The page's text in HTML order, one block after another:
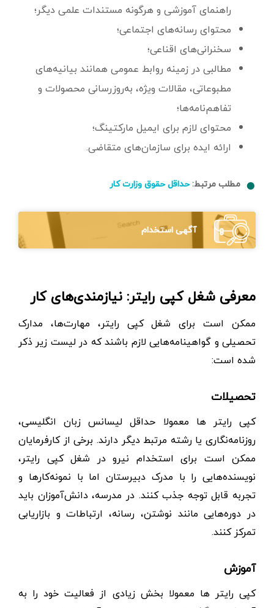
راهنمای آموزشی و هرگونه مستندات علمی دیگر؛
محتوای رسانه‌های اجتماعی؛
سخنرانی‌های اقناعی؛
مطالبی در زمینه روابط عمومی همانند بیانیه‌های
مطبوعاتی، مقالات ویژه، به‌روزرسانی محصولات و
تفاهم‌نامه‌ها؛
محتوای لازم برای ایمیل مارکتینگ؛
ارائه ایده برای سازمان‌های متقاضی.
مطلب مرتبط:حداقل حقوق وزارت کار
آگهی استخدام
معرفی شغل کپی رایتر: نیازمندی‌های کار
ممکن است برای شغل کپی رایتر، مهارت‌ها، مدارک
تحصیلی و گواهینامه‌هایی لازم باشند که در لیست زیر ذکر
شده است:
تحصیلات
کپی رایتر ها معمولا حداقل لیسانس زبان انگلیسی،
روزنامه‌نگاری یا رشته مرتبط دیگر دارند. برخی از کارفرمایان
ممکن است برای استخدام نیرو در شغل کپی رایتر،
نویسنده‌هایی را با مدرک دبیرستان اما با نمونه‌کارها و
تجربه قابل توجه جذب کنند. در مدرسه، دانش‌آموزان باید
در دوره‌هایی مانند نوشتن، رسانه، ارتباطات و بازاریابی
تمرکز کنند.
آموزش
کپی رایتر ها معمولا بخش زیادی از فعالیت خود را به